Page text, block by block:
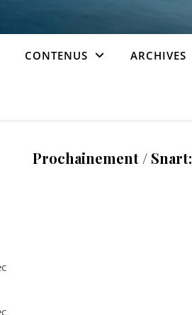
CONTENUS ARCHIVES
Prochainement / Snart: